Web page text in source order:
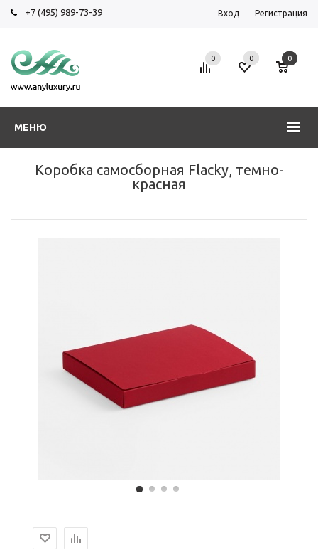
+7 (495) 989-73-39 Вход Регистрация
МЕНЮ
0 0 0
Коробка самосборная Flacky, темно-
красная